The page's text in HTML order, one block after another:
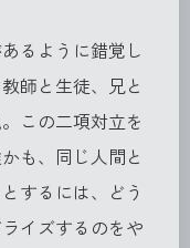
るように錯覚し
師と生徒、兄と
この二項対立を
も、同じ人間と
するには、どう
イズするのをや